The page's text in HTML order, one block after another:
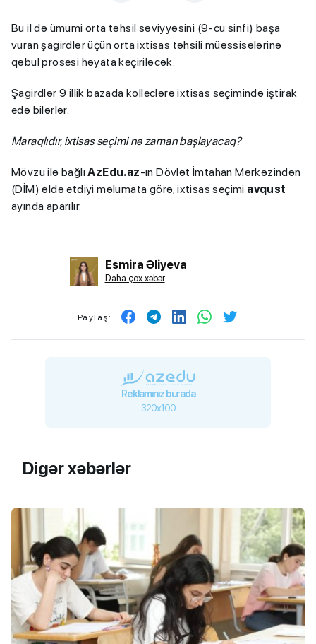
Bu il də ümumi orta təhsil səviyyəsini (9-cu sinfi) başa
vuran şagirdlər üçün orta ixtisas təhsili müəssisələrinə
qəbul prosesi həyata keçiriləcək.
Şagirdlər 9 illik bazada kolleclərə ixtisas seçimində iştirak
edə bilərlər.
Maraqlıdır, ixtisas seçimi nə zaman başlayacaq?
Mövzu ilə bağlıAzEdu.az-ın Dövlət İmtahan Mərkəzindən
(DİM) əldə etdiyi məlumata görə, ixtisas seçimi avqust
ayında aparılır.
Esmira Əliyeva
Daha çox xəbər
Paylaş:
Reklamınız burada
320x100
Digər xəbərlər